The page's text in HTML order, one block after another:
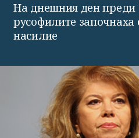
На днешния ден преди
русофилите започнаха
насилие